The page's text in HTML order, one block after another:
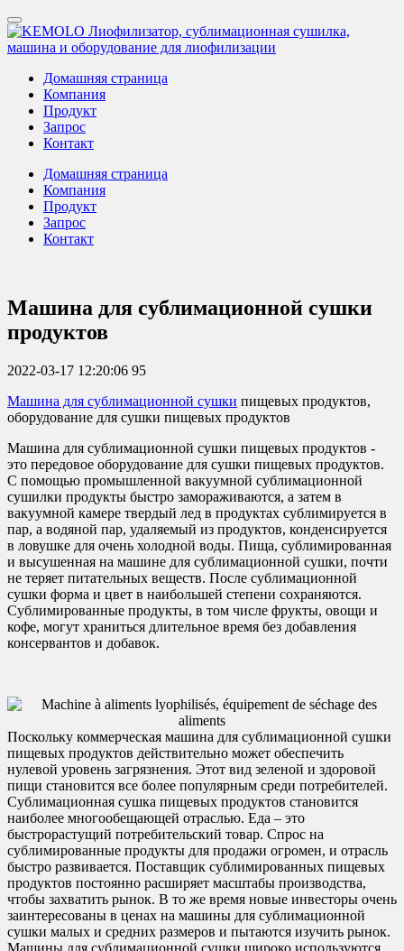
Домашняя страница
Компания
Продукт
Запрос
Контакт
Домашняя страница
Компания
Продукт
Запрос
Контакт
Машина для сублимационной сушки
продуктов
2022-03-17 12:20:06 95
Машина для сублимационной сушки пищевых продуктов,
оборудование для сушки пищевых продуктов
Машина для сублимационной сушки пищевых продуктов -
это передовое оборудование для сушки пищевых продуктов.
С помощью промышленной вакуумной сублимационной
сушилки продукты быстро замораживаются, а затем в
вакуумной камере твердый лед в продуктах сублимируется в
пар, а водяной пар, удаляемый из продуктов, конденсируется
в ловушке для очень холодной воды. Пища, сублимированная
и высушенная на машине для сублимационной сушки, почти
не теряет питательных веществ. После сублимационной
сушки форма и цвет в наибольшей степени сохраняются.
Сублимированные продукты, в том числе фрукты, овощи и
кофе, могут храниться длительное время без добавления
консервантов и добавок.
Поскольку коммерческая машина для сублимационной сушки
пищевых продуктов действительно может обеспечить
нулевой уровень загрязнения. Этот вид зеленой и здоровой
пищи становится все более популярным среди потребителей.
Сублимационная сушка пищевых продуктов становится
наиболее многообещающей отраслью. Еда – это
быстрорастущий потребительский товар. Спрос на
сублимированные продукты для продажи огромен, и отрасль
быстро развивается. Поставщик сублимированных пищевых
продуктов постоянно расширяет масштабы производства,
чтобы захватить рынок. В то же время новые инвесторы очень
заинтересованы в ценах на машины для сублимационной
сушки малых и средних размеров и пытаются изучить рынок.
Машины для сублимационной сушки широко используются.